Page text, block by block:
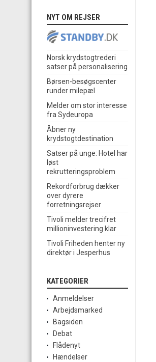
NYT OM REJSER
Norsk krydstogtrederi
satser på personalisering
Børsen-besøgscenter
runder milepæl
Melder om stor interesse
fra Sydeuropa
Åbner ny
krydstogtdestination
Satser på unge: Hotel har
løst
rekrutteringsproblem
Rekordforbrug dækker
over dyrere
forretningsrejser
Tivoli melder trecifret
millioninvestering klar
Tivoli Friheden henter ny
direktør i Jesperhus
KATEGORIER
Anmeldelser
Arbejdsmarked
Bagsiden
Debat
Flådenyt
Hændelser